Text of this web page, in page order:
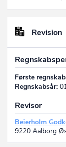
Revision
Første
Regnskabsår:
Revisor
Beierholm
9220 Aalborg